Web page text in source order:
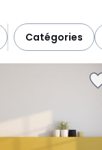
catégories